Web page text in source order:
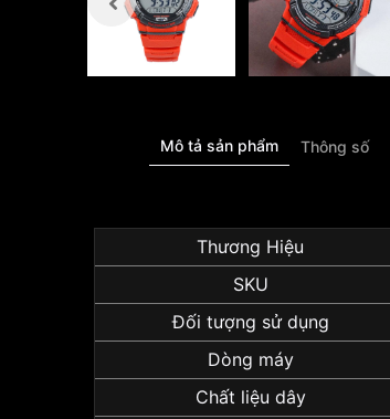
Mô tả sản phẩm Thông số
Thương Hiệu
SKU
Đối tượng sử dụng
Dòng máy
Chất liệu dây